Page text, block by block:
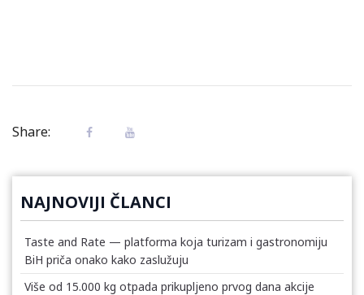
Share:
NAJNOVIJI ČLANCI
Taste and Rate — platforma koja turizam i gastronomiju
BiH priča onako kako zaslužuju
Više od 15.000 kg otpada prikupljeno prvog dana akcije